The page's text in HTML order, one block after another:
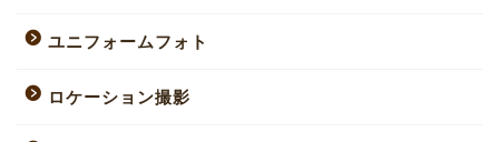
ユニフォームフォト
ロケーション撮影